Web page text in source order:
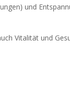
und
Vitalität und